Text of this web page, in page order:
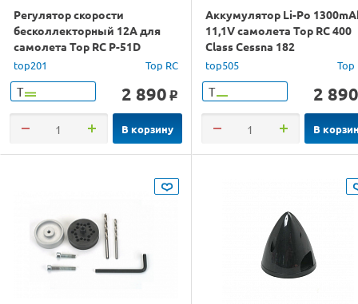
Регулятор скорости
бесколлекторный 12A для
самолета Top RC P-51D
top201 Top RC
Т 2 890 o
В корзину
Аккумулятор Li-Po
11,1V самолета Top RC 400
Class Cessna 182
top505 Top
Т 2 890
В